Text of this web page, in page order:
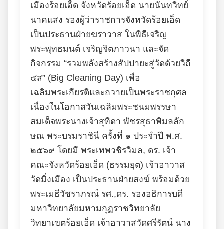
เมืองร้อยเอ็ด จังหวัดร้อยเอ็ด นายนันทวิทย์
นาคแสง รองผู้ว่าราชการจังหวัดร้อยเอ็ด
เป็นประธานฝ่ายฆราวาส ในพิธีเจริญ
พระพุทธมนต์ เจริญจิตภาวนา และจัด
กิจกรรม “รวมพลังสร้างสัปปายะสู่วัดด้วยวิถี
๕ส” (Big Cleaning Day) เพื่อ
เฉลิมพระเกียรติและถวายเป็นพระราชกุศล
เนื่องในโอกาสวันเฉลิมพระชนมพรรษา
สมเด็จพระนางเจ้าสุทิดา พัชรสุธาพิมลลัก
ษณ พระบรมราชินี ครั้งที่ ๑ ประจำปี พ.ศ.
๒๕๖๙ โดยมี พระเทพวชิรวิมล, ดร. เจ้า
คณะจังหวัดร้อยเอ็ด (ธรรมยุต) เจ้าอาวาส
วัดมิ่งเมือง เป็นประธานฝ่ายสงฆ์ พร้อมด้วย
พระเมธีวัชราภรณ์ รศ.,ดร. รองอธิการบดี
มหาวิทยาลัยมหามกุฏราชวิทยาลัย
วิทยาเขตร้อยเอ็ด เจ้าอาวาสวัดศรีรัตน์ นาง